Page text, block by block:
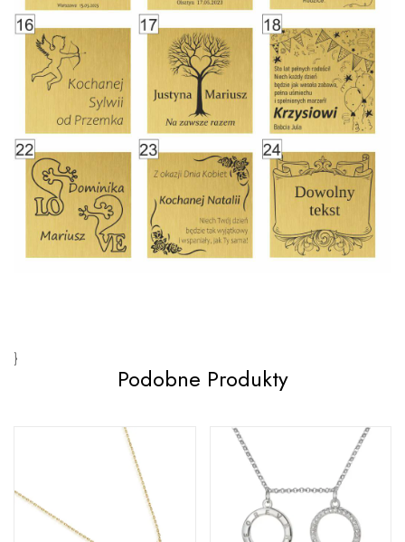
}
Podobne Produkty